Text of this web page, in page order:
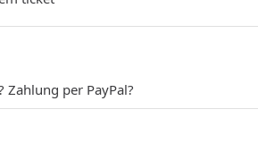
Zahlung per PayPal?